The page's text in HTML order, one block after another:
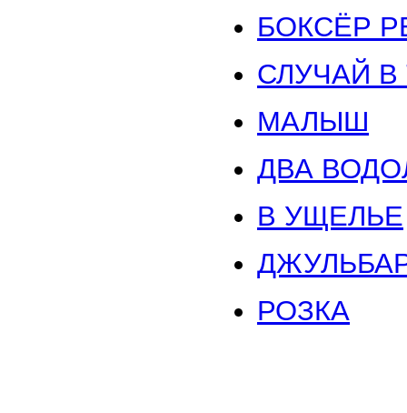
БОКСЁР
СЛУЧАЙ В
МАЛЫШ
ДВА
В УЩЕЛЬЕ
РОЗКА